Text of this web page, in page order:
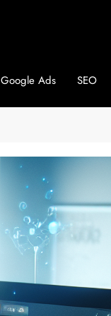
Google Ads SEO